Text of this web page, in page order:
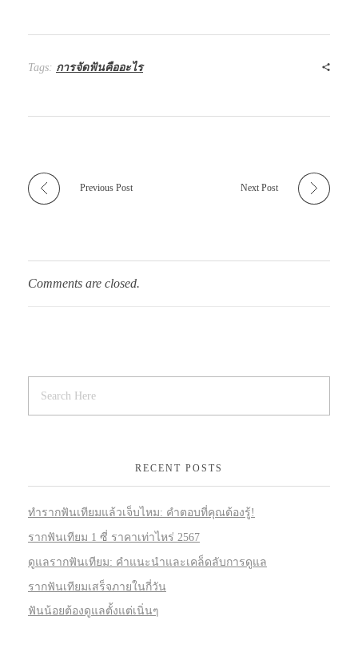
Tags: การจัดฟันคืออะไร
Previous Post Next Post
Comments are closed.
RECENT POSTS
ทำรากฟันเทียมแล้วเจ็บไหม: คำตอบที่คุณต้องรู้!
รากฟันเทียม 1 ซี่ ราคาเท่าไหร่ 2567
ดูแลรากฟันเทียม: คำแนะนำและเคล็ดลับการดูแล
รากฟันเทียมเสร็จภายในกี่วัน
ฟันน้อยต้องดูแลตั้งแต่เนิ่นๆ